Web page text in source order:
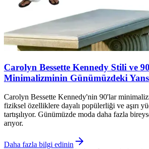
Carolyn Bessette Kennedy Stili ve
Minimalizminin Günümüzdeki
Carolyn Bessette Kennedy'nin 90'lar
fiziksel özelliklere dayalı popülerliği ve aşırı
tartışılıyor. Günümüzde moda daha fazla
arıyor.
Daha fazla bilgi edinin